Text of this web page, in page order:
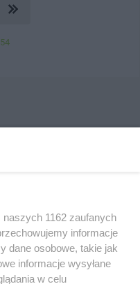
54
Serwis Informacyjny Miasta
1162 zaufanych
informacje
dane osobowe, takie jak
informacje wysyłane
w celu